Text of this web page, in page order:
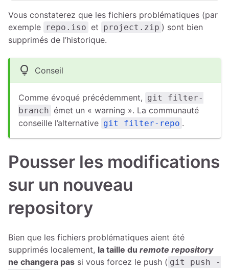
Vous constaterez que les fichiers problématiques (par
exemple repo.iso et project.zip ) sont bien
supprimés de l’historique.
lightbulb Conseil
Comme évoqué précédemment, git filter-
branch émet un « warning ». La communauté
conseille l’alternative git filter-repo .
Pousser les modifications
sur un nouveau
repository
Bien que les fichiers problématiques aient été
supprimés localement, la taille du remote repository
ne changera pas si vous forcez le push ( git push -